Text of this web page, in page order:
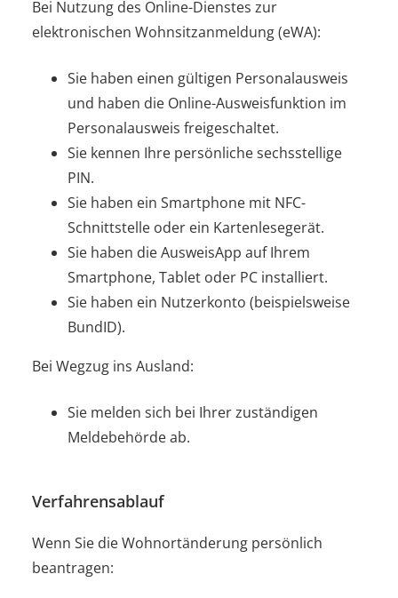
Bei Nutzung des Online-Dienstes zur
elektronischen Wohnsitzanmeldung (eWA):
Sie haben einen gültigen Personalausweis
und haben die Online-Ausweisfunktion im
Personalausweis freigeschaltet.
Sie kennen Ihre persönliche sechsstellige
PIN.
Sie haben ein Smartphone mit NFC-
Schnittstelle oder ein Kartenlesegerät.
Sie haben die AusweisApp auf Ihrem
Smartphone, Tablet oder PC installiert.
Sie haben ein Nutzerkonto (beispielsweise
BundID).
Bei Wegzug ins Ausland:
Sie melden sich bei Ihrer zuständigen
Meldebehörde ab.
Verfahrensablauf
Wenn Sie die Wohnortänderung persönlich
beantragen: